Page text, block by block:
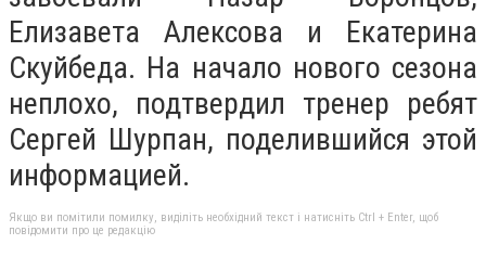
Елизавета Алексова и Екатерина
Скуйбеда. На начало нового сезона
неплохо, подтвердил тренер ребят
Сергей Шурпан, поделившийся этой
информацией.
Якщо ви помітили помилку, виділіть необхідний текст і натисніть Ctrl + Enter, щоб
повідомити про це редакцію